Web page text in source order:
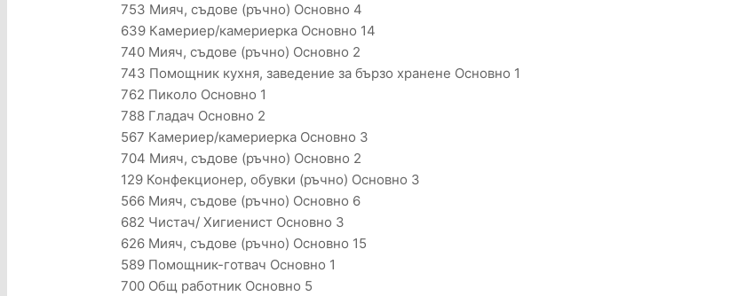
753 Мияч, съдове (ръчно) Основно 4
639 Камериер/камериерка Основно 14
740 Мияч, съдове (ръчно) Основно 2
743 Помощник кухня, заведение за бързо хранене Основно 1
762 Пиколо Основно 1
788 Гладач Основно 2
567 Камериер/камериерка Основно 3
704 Мияч, съдове (ръчно) Основно 2
129 Конфекционер, обувки (ръчно) Основно 3
566 Мияч, съдове (ръчно) Основно 6
682 Чистач/ Хигиенист Основно 3
626 Мияч, съдове (ръчно) Основно 15
589 Помощник-готвач Основно 1
700 Общ работник Основно 5